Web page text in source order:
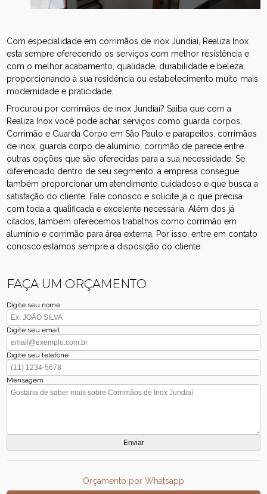
Com especialidade em corrimãos de inox Jundiaí, Realiza Inox
esta sempre oferecendo os serviços com melhor resistência e
com o melhor acabamento, qualidade, durabilidade e beleza,
proporcionando à sua residência ou estabelecimento muito mais
modernidade e praticidade.
Procurou por corrimãos de inox Jundiaí? Saiba que com a
Realiza Inox você pode achar serviços como guarda corpos,
Corrimão e Guarda Corpo em São Paulo e parapeitos, corrimãos
de inox, guarda corpo de alumínio, corrimão de parede entre
outras opções que são oferecidas para a sua necessidade. Se
diferenciado dentro de seu segmento, a empresa consegue
também proporcionar um atendimento cuidadoso e que busca a
satisfação do cliente. Fale conosco e solicite já o que precisa
com toda a qualificada e excelente necessária. Além dos já
citados, também oferecemos trabalhos como corrimão em
alumínio e corrimão para área externa. Por isso, entre em contato
conosco,estamos sempre a disposição do cliente.
FAÇA UM ORÇAMENTO
Digite seu nome
Digite seu email
Digite seu telefone
Mensagem
Orçamento por Whatsapp